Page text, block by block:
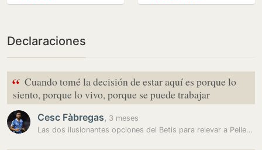
Declaraciones
“ Cuando tomé la decisión de estar aquí es porque lo
siento, porque lo vivo, porque se puede trabajar
Cesc Fàbregas, 3 meses
Las dos ilusionantes opciones del Betis para relevar a Pellegrini